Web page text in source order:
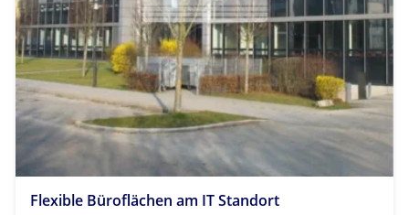
Flexible Büroflächen am IT Standort